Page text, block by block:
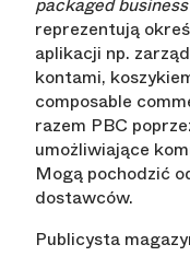
reprezentują
aplikacji np.
kontami,
composable
razem PBC
umożliwiające
Mogą pochodzić
dostawców.
Publicysta